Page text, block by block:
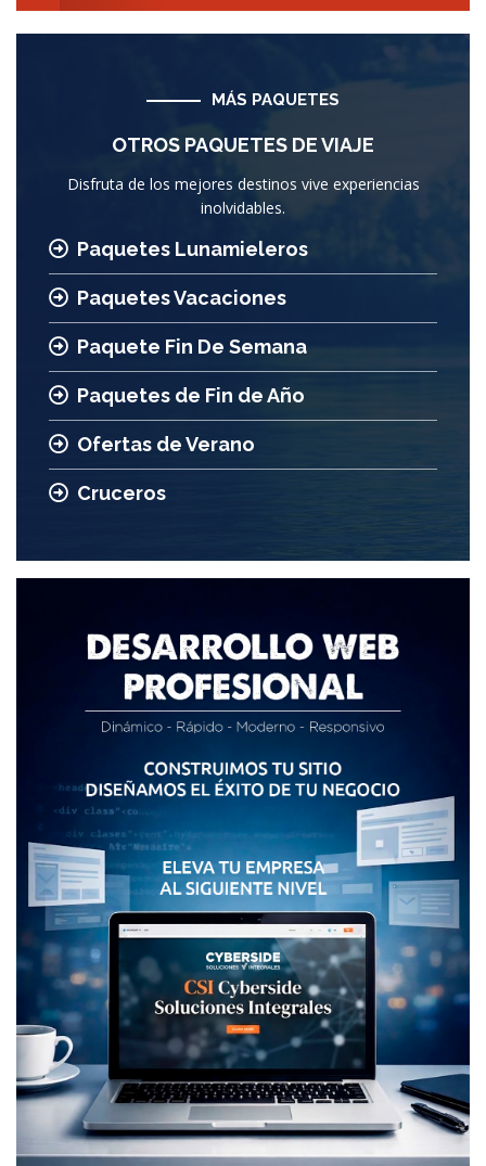
MÁS PAQUETES
OTROS PAQUETES DE VIAJE
Disfruta de los mejores destinos vive experiencias
inolvidables.
Paquetes Lunamieleros
Paquetes Vacaciones
Paquete Fin De Semana
Paquetes de Fin de Año
Ofertas de Verano
Cruceros